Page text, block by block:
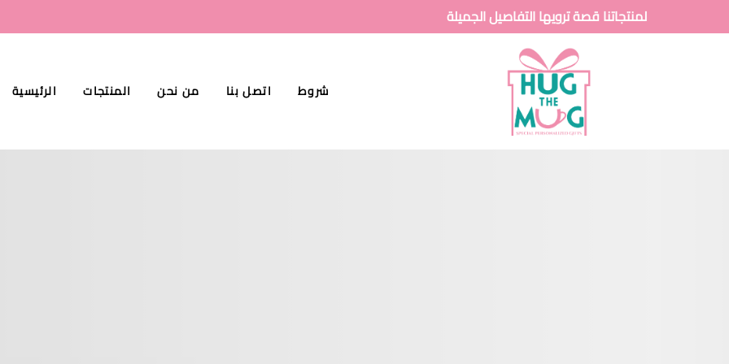
لمنتجاتنا قصة ترويها التفاصيل الجميلة
الرئيسية المنتجات من نحن اتصل بنا شروط